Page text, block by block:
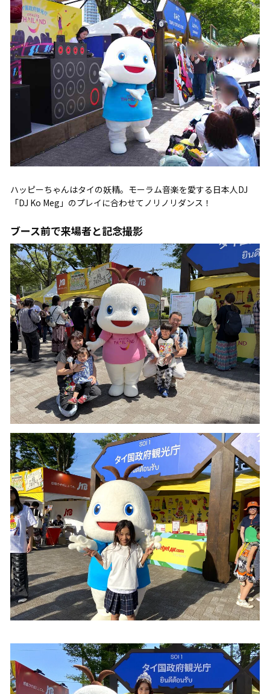
ハッピーちゃんはタイの妖精。モーラム音楽を愛する日本人DJ
「DJ Ko Meg」のプレイに合わせてノリノリダンス！
ブース前で来場者と記念撮影